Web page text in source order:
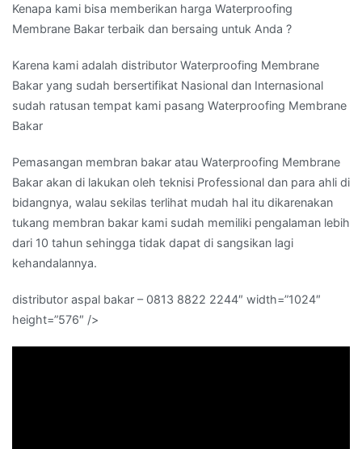
Kenapa kami bisa memberikan harga Waterproofing
Membrane Bakar terbaik dan bersaing untuk Anda ?
Karena kami adalah distributor Waterproofing Membrane
Bakar yang sudah bersertifikat Nasional dan Internasional
sudah ratusan tempat kami pasang Waterproofing Membrane
Bakar
Pemasangan membran bakar atau Waterproofing Membrane
Bakar akan di lakukan oleh teknisi Professional dan para ahli di
bidangnya, walau sekilas terlihat mudah hal itu dikarenakan
tukang membran bakar kami sudah memiliki pengalaman lebih
dari 10 tahun sehingga tidak dapat di sangsikan lagi
kehandalannya.
distributor aspal bakar – 0813 8822 2244″ width=”1024″
height=”576″ />